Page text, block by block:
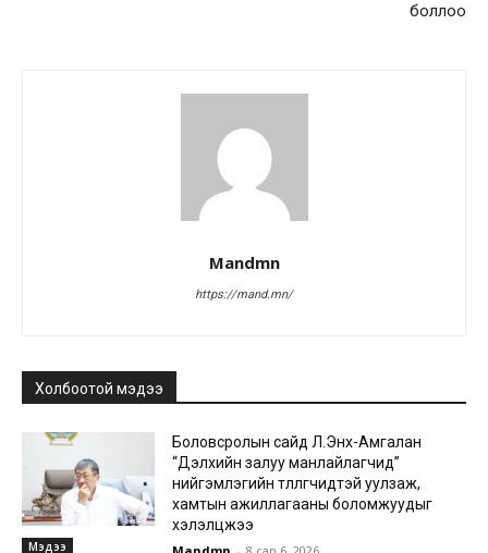
боллоо
Mandmn
https://mand.mn/
Холбоотой мэдээ
Мэдээ
Боловсролын сайд Л.Энх-Амгалан
“Дэлхийн залуу манлайлагчид”
нийгэмлэгийн төлөөлөгчидтэй уулзаж,
хамтын ажиллагааны боломжуудыг
хэлэлцжээ